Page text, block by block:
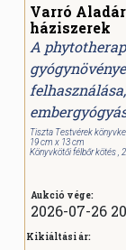
Varró
háziszerek
A
Tiszta Testvérek
19 cm x 13 cm
Könyvkötői félbőr kötés ,
Aukció vége:
2026-07-26
Kikiáltási ár: